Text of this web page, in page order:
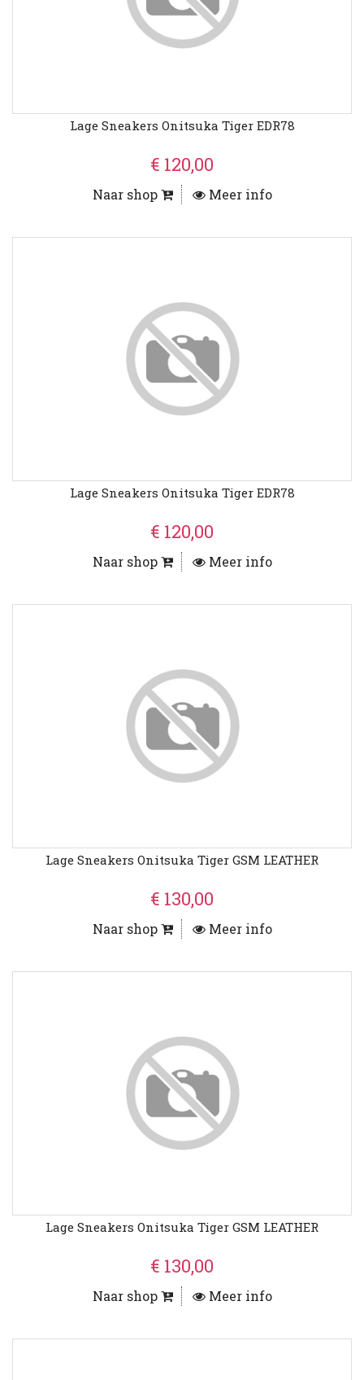
Lage Sneakers Onitsuka Tiger EDR78
€ 120,00
Naar shop Meer info
Lage Sneakers Onitsuka Tiger EDR78
€ 120,00
Naar shop Meer info
Lage Sneakers Onitsuka Tiger GSM LEATHER
€ 130,00
Naar shop Meer info
Lage Sneakers Onitsuka Tiger GSM LEATHER
€ 130,00
Naar shop Meer info